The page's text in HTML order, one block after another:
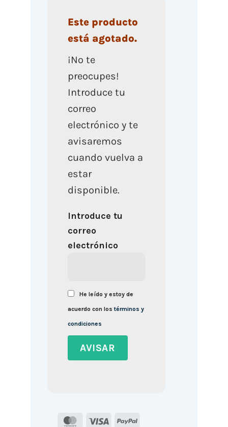
Este producto
está agotado.
¡No te
preocupes!
Introduce tu
correo
electrónico y te
avisaremos
cuando vuelva a
estar
disponible.
Introduce tu
correo
electrónico
He leído y estoy de
acuerdo con lostérminos y
condiciones
MasterCard
Visa
PayPal